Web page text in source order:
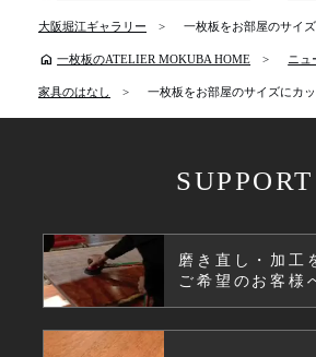
大阪堀江ギャラリー 一枚板をお部屋のサイ
home 一枚板のATELIER MOKUBA HOME ニュ
家具のはなし 一枚板をお部屋のサイズにカッ
SUPPORT
磨き直し・加工
ご希望のお客様